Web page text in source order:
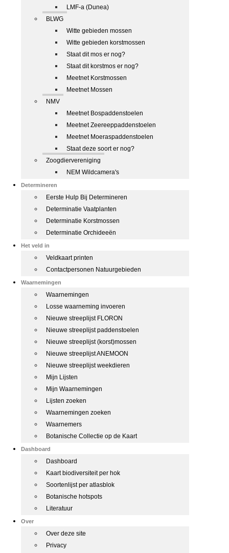
LMF-a (Dunea)
BLWG
Witte gebieden mossen
Witte gebieden korstmossen
Staat dit mos er nog?
Staat dit korstmos er nog?
Meetnet Korstmossen
Meetnet Mossen
NMV
Meetnet Bospaddenstoelen
Meetnet Zeereeppaddenstoelen
Meetnet Moeraspaddenstoelen
Staat deze soort er nog?
Zoogdiervereniging
NEM Wildcamera's
Determineren
Eerste Hulp Bij Determineren
Determinatie Vaatplanten
Determinatie Korstmossen
Determinatie Orchideeën
Het veld in
Veldkaart printen
Contactpersonen Natuurgebieden
Waarnemingen
Waarnemingen
Losse waarneming invoeren
Nieuwe streeplijst FLORON
Nieuwe streeplijst paddenstoelen
Nieuwe streeplijst (korst)mossen
Nieuwe streeplijst ANEMOON
Nieuwe streeplijst weekdieren
Mijn Lijsten
Mijn Waarnemingen
Lijsten zoeken
Waarnemingen zoeken
Waarnemers
Botanische Collectie op de Kaart
Dashboard
Dashboard
Kaart biodiversiteit per hok
Soortenlijst per atlasblok
Botanische hotspots
Literatuur
Over
Over deze site
Privacy